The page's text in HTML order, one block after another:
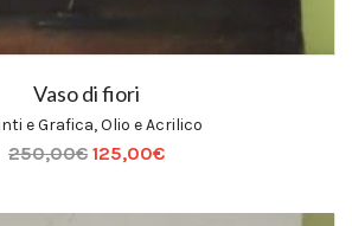
Vaso di fiori
e Grafica,Olio e Acrilico
250,00€ 125,00€